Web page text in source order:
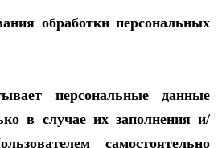
обработки персональных
персональные данные
в случае их заполнения и/
самостоятельно